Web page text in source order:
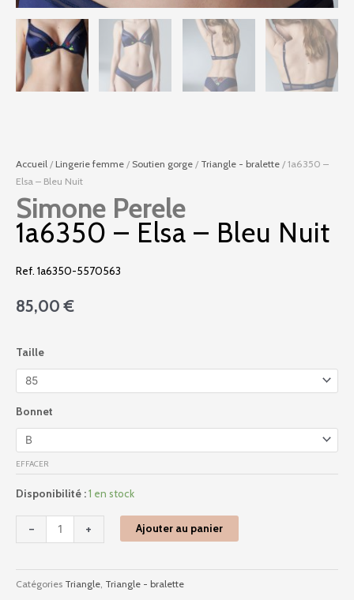
Accueil / Lingerie femme / Soutien gorge / Triangle - bralette / 1a6350 –
Elsa – Bleu Nuit
Simone Perele
1a6350 – Elsa – Bleu Nuit
Ref. 1a6350-5570563
85,00€
Taille
Bonnet
EFFACER
Disponibilité :1 en stock
-
de
1a6350
-
Elsa
-
Bleu
Nuit
+ Ajouter au panier
Catégories Triangle Triangle - bralette